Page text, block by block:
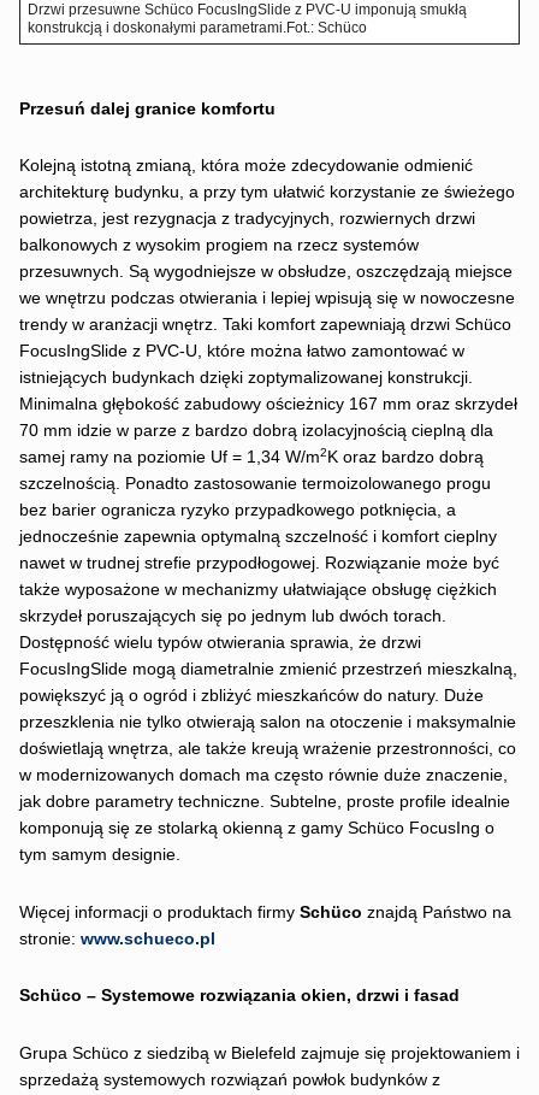
Drzwi przesuwne Schüco FocusIngSlide z PVC‑U imponują smukłą
konstrukcją i doskonałymi parametrami.Fot.: Schüco
Przesuń dalej granice komfortu
Kolejną istotną zmianą, która może zdecydowanie odmienić
architekturę budynku, a przy tym ułatwić korzystanie ze świeżego
powietrza, jest rezygnacja z tradycyjnych, rozwiernych drzwi
balkonowych z wysokim progiem na rzecz systemów
przesuwnych. Są wygodniejsze w obsłudze, oszczędzają miejsce
we wnętrzu podczas otwierania i lepiej wpisują się w nowoczesne
trendy w aranżacji wnętrz. Taki komfort zapewniają drzwi Schüco
FocusIngSlide z PVC‑U, które można łatwo zamontować w
istniejących budynkach dzięki zoptymalizowanej konstrukcji.
Minimalna głębokość zabudowy ościeżnicy 167 mm oraz skrzydeł
70 mm idzie w parze z bardzo dobrą izolacyjnością cieplną dla
samej ramy na poziomie Uf = 1,34 W/m2 K oraz bardzo dobrą
szczelnością. Ponadto zastosowanie termoizolowanego progu
bez barier ogranicza ryzyko przypadkowego potknięcia, a
jednocześnie zapewnia optymalną szczelność i komfort cieplny
nawet w trudnej strefie przypodłogowej. Rozwiązanie może być
także wyposażone w mechanizmy ułatwiające obsługę ciężkich
skrzydeł poruszających się po jednym lub dwóch torach.
Dostępność wielu typów otwierania sprawia, że drzwi
FocusIngSlide mogą diametralnie zmienić przestrzeń mieszkalną,
powiększyć ją o ogród i zbliżyć mieszkańców do natury. Duże
przeszklenia nie tylko otwierają salon na otoczenie i maksymalnie
doświetlają wnętrza, ale także kreują wrażenie przestronności, co
w modernizowanych domach ma często równie duże znaczenie,
jak dobre parametry techniczne. Subtelne, proste profile idealnie
komponują się ze stolarką okienną z gamy Schüco FocusIng o
tym samym designie.
Więcej informacji o produktach firmy Schüco znajdą Państwo na
stronie: www.schueco.pl
Schüco – Systemowe rozwiązania okien, drzwi i fasad
Grupa Schüco z siedzibą w Bielefeld zajmuje się projektowaniem i
sprzedażą systemowych rozwiązań powłok budynków z